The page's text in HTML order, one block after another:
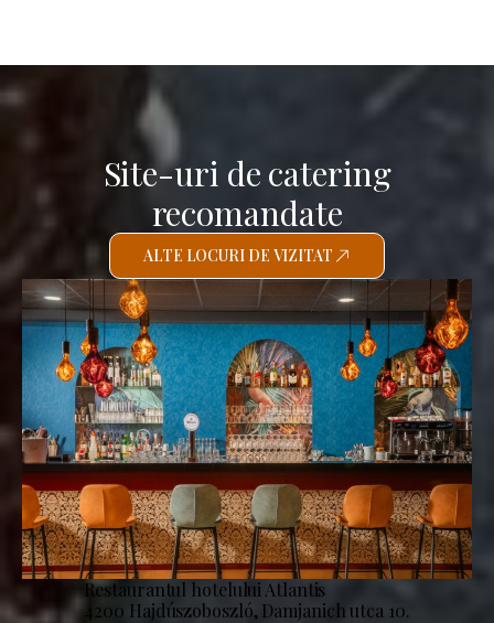
Site-uri de catering
recomandate
ALTE LOCURI DE VIZITAT
Restaurantul hotelului Atlantis
4200 Hajdúszoboszló, Damjanich utca 10.